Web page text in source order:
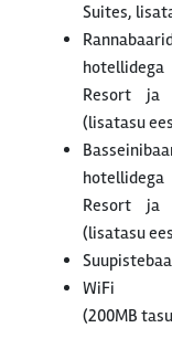
Suites,
Resort ja
(lisatasu
Resort ja
(lisatasu
WiFi
(200MB